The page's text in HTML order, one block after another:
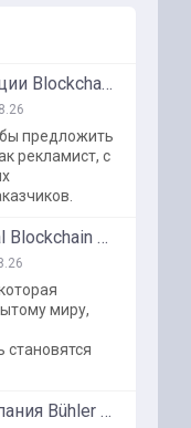
Эксперты ассоциации BlockchainKZ были приглашенный в г. Туркестан на межрегиональный форум "Финансовая безопастность в эпоху цифровизации и ИИ"
предложить
рекламист, с
Togliatti International Blockchain Forum
миру,
Швейцарская компания Bühler использует блокчейн в пищевой промышленности